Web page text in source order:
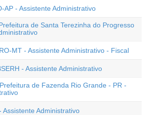
AP - Assistente Administrativo
de Santa Terezinha do Progresso
MT - Assistente Administrativo - Fiscal
- Assistente Administrativo
de Fazenda Rio Grande - PR -
Assistente Administrativo